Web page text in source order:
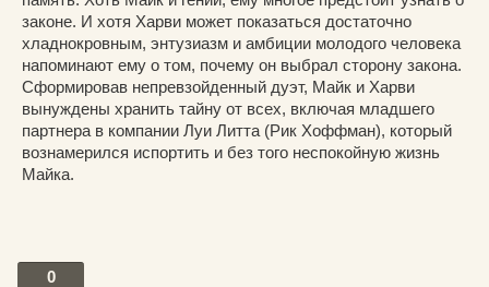
законе. И хотя Харви может показаться достаточно
хладнокровным, энтузиазм и амбиции молодого человека
напоминают ему о том, почему он выбрал сторону закона.
Сформировав непревзойденный дуэт, Майк и Харви
вынуждены хранить тайну от всех, включая младшего
партнера в компании Луи Литта (Рик Хоффман), который
вознамерился испортить и без того неспокойную жизнь
Майка.
0